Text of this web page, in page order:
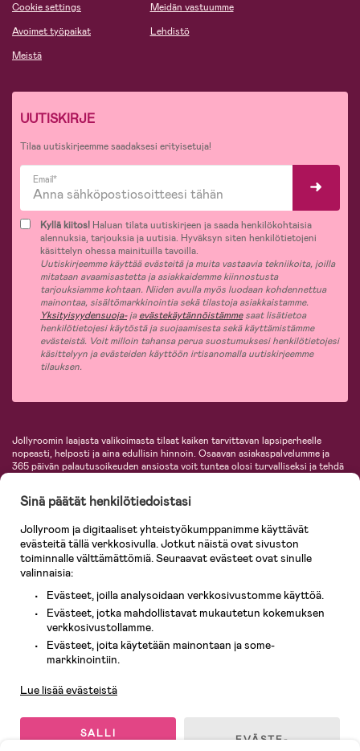
Cookie settings
Avoimet työpaikat
Meistä
Meidän vastuumme
Lehdistö
UUTISKIRJE
Tilaa uutiskirjeemme saadaksesi erityisetuja!
Email*
Kyllä kiitos! Haluan tilata uutiskirjeen ja saada henkilökohtaisia
alennuksia, tarjouksia ja uutisia. Hyväksyn siten henkilötietojeni
käsittelyn ohessa mainituilla tavoilla.
Uutiskirjeemme käyttää evästeitä ja muita vastaavia tekniikoita, joilla
mitataan avaamisastetta ja asiakkaidemme kiinnostusta
tarjouksiamme kohtaan. Niiden avulla myös luodaan kohdennettua
mainontaa, sisältömarkkinointia sekä tilastoja asiakkaistamme.
Yksityisyydensuoja-jaevästekäytännöistämmesaat lisätietoa
henkilötietojesi käytöstä ja suojaamisesta sekä käyttämistämme
evästeistä. Voit milloin tahansa perua suostumuksesi henkilötietojesi
käsittelyyn ja evästeiden käyttöön irtisanomalla uutiskirjeemme
tilauksen.
Jollyroomin laajasta valikoimasta tilaat kaiken tarvittavan lapsiperheelle
nopeasti, helposti ja aina edullisin hinnoin. Osaavan asiakaspalvelumme ja
365 päivän palautusoikeuden ansiosta voit tuntea olosi turvalliseksi ja tehdä
lastentarvikkeita sekä paljon muuta. Meiltä löydät lukuisia tunnettuja
KidKraft, Ergobaby, Philips Avent, Neonate, Cybex, LEGO ja monia muita!
Tervetuloa shoppailemaan Pohjoismaiden suurimpaan lastentarvikkeiden
verkkokauppaan!
Sinä päätät henkilötiedoistasi
Jollyroom ja digitaaliset yhteistyökumppanimme käyttävät
evästeitä tällä verkkosivulla. Jotkut näistä ovat sivuston
toiminnalle välttämättömiä. Seuraavat evästeet ovat sinulle
valinnaisia:
Evästeet, joilla analysoidaan verkkosivustomme käyttöä.
Evästeet, jotka mahdollistavat mukautetun kokemuksen
verkkosivustollamme.
Evästeet, joita käytetään mainontaan ja some-
markkinointiin.
Lue lisää evästeistä
SALLI
EVÄSTE-